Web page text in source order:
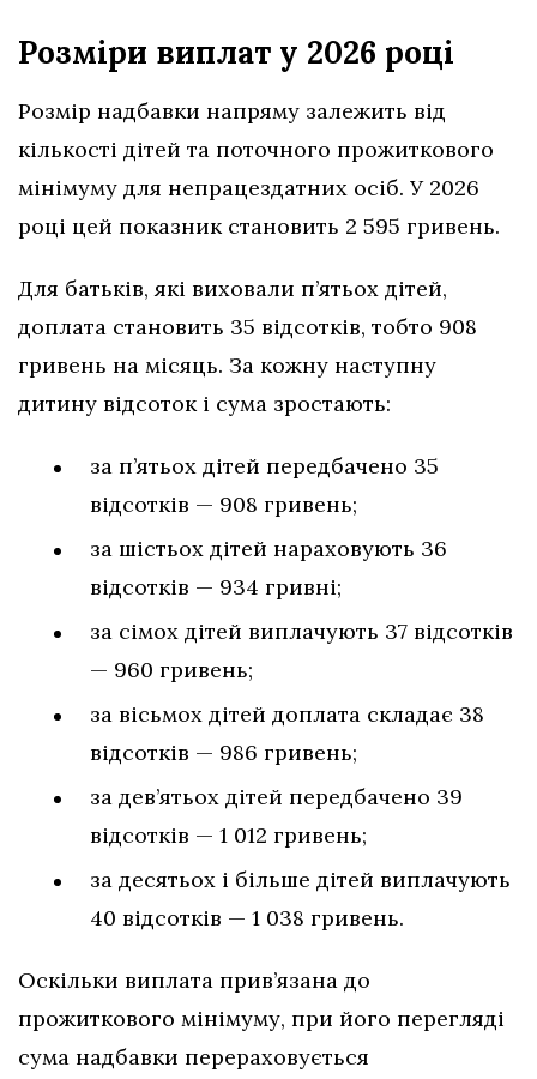
Розміри виплат у 2026 році
Розмір надбавки напряму залежить від
кількості дітей та поточного прожиткового
мінімуму для непрацездатних осіб. У 2026
році цей показник становить 2 595 гривень.
Для батьків, які виховали п’ятьох дітей,
доплата становить 35 відсотків, тобто 908
гривень на місяць. За кожну наступну
дитину відсоток і сума зростають:
за п’ятьох дітей передбачено 35
відсотків — 908 гривень;
за шістьох дітей нараховують 36
відсотків — 934 гривні;
за сімох дітей виплачують 37 відсотків
— 960 гривень;
за вісьмох дітей доплата складає 38
відсотків — 986 гривень;
за дев’ятьох дітей передбачено 39
відсотків — 1 012 гривень;
за десятьох і більше дітей виплачують
40 відсотків — 1 038 гривень.
Оскільки виплата прив’язана до
прожиткового мінімуму, при його перегляді
сума надбавки перераховується